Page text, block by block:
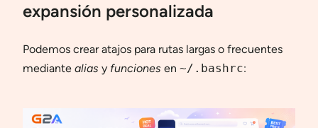
expansión personalizada
Podemos crear atajos para rutas largas o frecuentes
mediante alias y funciones en ~/.bashrc: